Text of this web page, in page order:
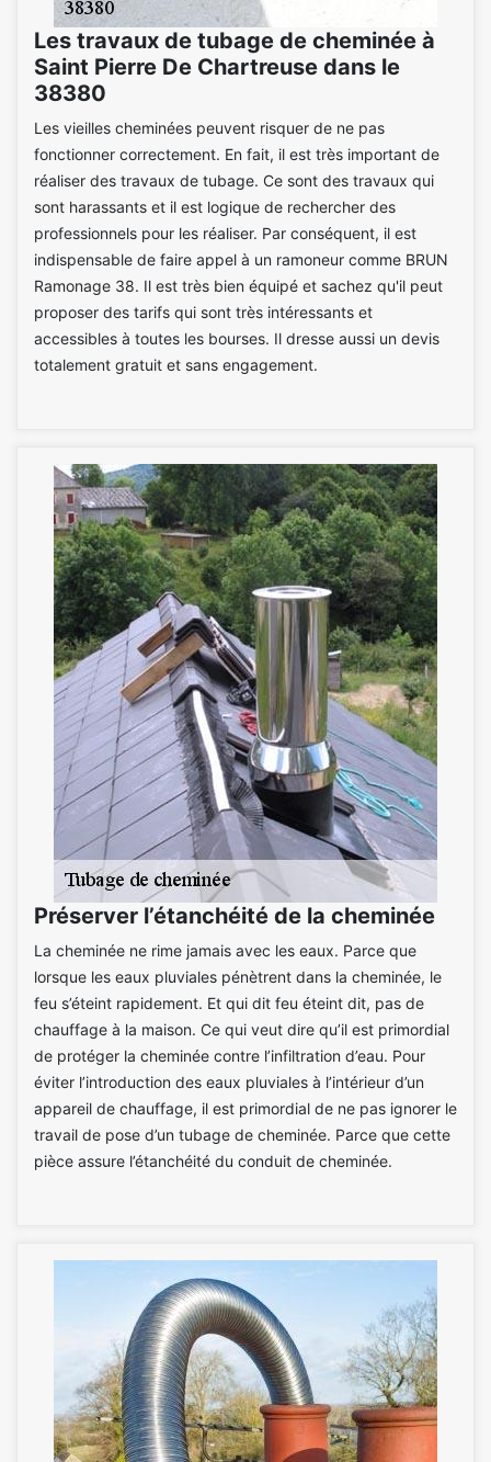
Les travaux de tubage de cheminée à
Saint Pierre De Chartreuse dans le
38380
Les vieilles cheminées peuvent risquer de ne pas
fonctionner correctement. En fait, il est très important de
réaliser des travaux de tubage. Ce sont des travaux qui
sont harassants et il est logique de rechercher des
professionnels pour les réaliser. Par conséquent, il est
indispensable de faire appel à un ramoneur comme BRUN
Ramonage 38. Il est très bien équipé et sachez qu'il peut
proposer des tarifs qui sont très intéressants et
accessibles à toutes les bourses. Il dresse aussi un devis
totalement gratuit et sans engagement.
Préserver l’étanchéité de la cheminée
La cheminée ne rime jamais avec les eaux. Parce que
lorsque les eaux pluviales pénètrent dans la cheminée, le
feu s’éteint rapidement. Et qui dit feu éteint dit, pas de
chauffage à la maison. Ce qui veut dire qu’il est primordial
de protéger la cheminée contre l’infiltration d’eau. Pour
éviter l’introduction des eaux pluviales à l’intérieur d’un
appareil de chauffage, il est primordial de ne pas ignorer le
travail de pose d’un tubage de cheminée. Parce que cette
pièce assure l’étanchéité du conduit de cheminée.